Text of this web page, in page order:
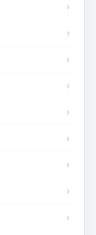
›
›
›
›
›
›
›
›
›